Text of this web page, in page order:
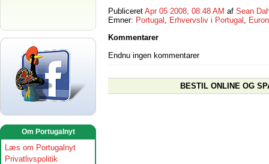
Om Portugalnyt
Læs om Portugalnyt
Privatlivspolitik
Publiceret Apr 05 2008, 08:48 AM af Sean
Emner: Portugal Erhvervsliv i Portugal
Kommentarer
Endnu ingen kommentarer
BESTIL ONLINE OG